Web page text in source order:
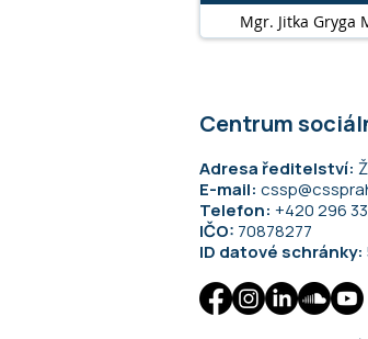
Mgr. Jitka Gryga
Centrum
Adresa ředitelství:
E-mail:
Telefon: +420 296
IČO: 70878277
ID datové schránky: